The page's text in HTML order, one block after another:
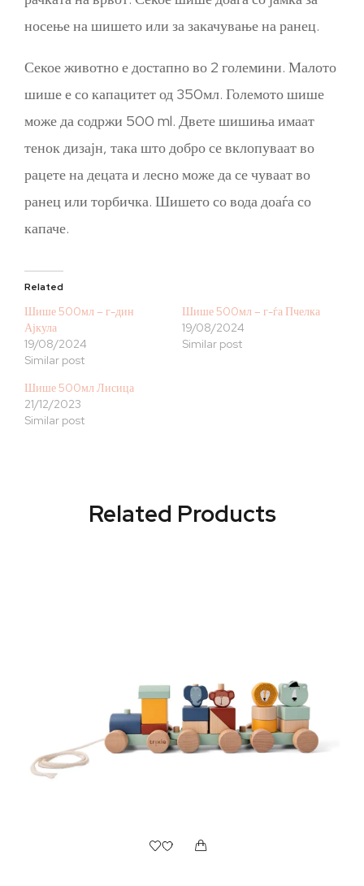
носење на шишето или за закачување на ранец.
Секое животно е достапно во 2 големини. Малото
шише е со капацитет од 350мл. Големото шише
може да содржи 500 ml. Двете шишиња имаат
тенок дизајн, така што добро се вклопуваат во
рацете на децата и лесно може да се чуваат во
ранец или торбичка. Шишето со вода доаѓа со
капаче.
Related
Шише 500мл – г-дин
Ајкула
19/08/2024
Similar post
Шише 500мл – г-ѓа Пчелка
19/08/2024
Similar post
Шише 500мл Лисица
21/12/2023
Similar post
Related Products